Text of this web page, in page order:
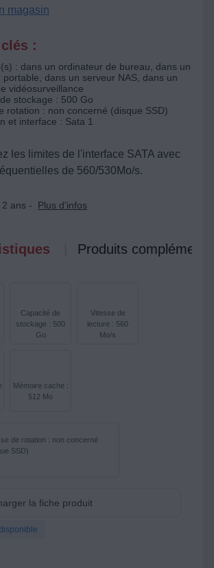
magasin
:
: dans un ordinateur de bureau, dans un
portable, dans un serveur NAS, dans un
vidéosurveillance
stockage : 500 Go
rotation : non concerné (disque SSD)
et interface : Sata 1
les limites de l'interface SATA avec
de 560/530Mo/s.
ans -
Plus d'infos
Produits
Capacité de
stockage : 500
Go
Vitesse de
lecture : 560
Mo/s
Mémoire cache :
512 Mo
de rotation : non concerné
SSD)
la fiche produit